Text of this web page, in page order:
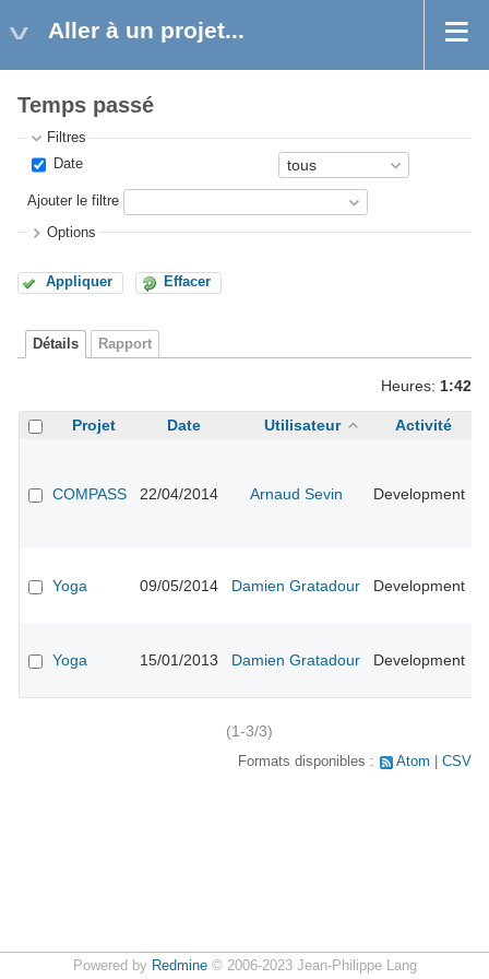
Aller à un projet...
Temps passé
Filtres
Date
Ajouter le filtre
Options
Appliquer Effacer
Détails Rapport
Heures: 1:42
Projet Date Utilisateur Activité
COMPASS 22/04/2014 Arnaud Sevin Development
Yoga 09/05/2014 Damien Gratadour Development
Yoga 15/01/2013 Damien Gratadour Development
(1-3/3)
Formats disponibles : Atom CSV
Powered by Redmine© 2006-2023 Jean-Philippe Lang